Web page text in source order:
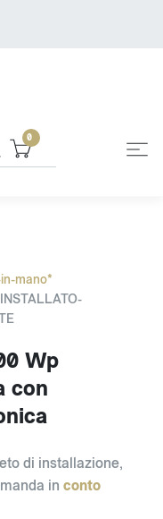
0
mano*
Wp
con
di installazione,
in conto